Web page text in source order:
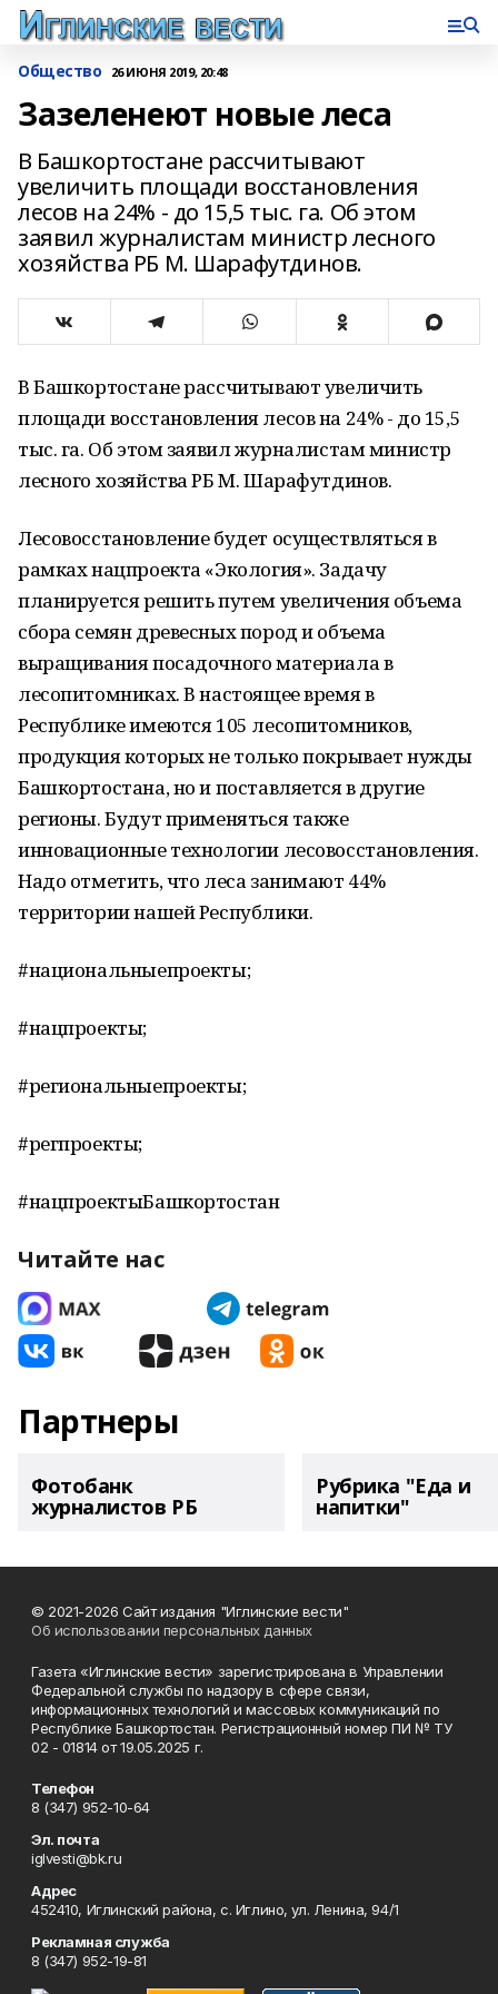
Общество 26 ИЮНЯ 2019, 20:48
Зазеленеют новые леса
В Башкортостане рассчитывают
увеличить площади восстановления
лесов на 24% - до 15,5 тыс. га. Об этом
заявил журналистам министр лесного
хозяйства РБ М. Шарафутдинов.
В Башкортостане рассчитывают увеличить
площади восстановления лесов на 24% - до 15,5
тыс. га. Об этом заявил журналистам министр
лесного хозяйства РБ М. Шарафутдинов.
Лесовосстановление будет осуществляться в
рамках нацпроекта «Экология». Задачу
планируется решить путем увеличения объема
сбора семян древесных пород и объема
выращивания посадочного материала в
лесопитомниках. В настоящее время в
Республике имеются 105 лесопитомников,
продукция которых не только покрывает нужды
Башкортостана, но и поставляется в другие
регионы. Будут применяться также
инновационные технологии лесовосстановления.
Надо отметить, что леса занимают 44%
территории нашей Республики.
#национальныепроекты;
#нацпроекты;
#региональныепроекты;
#регпроекты;
#нацпроектыБашкортостан
Читайте нас
Партнеры
Фотобанк
журналистов РБ
Рубрика "Еда и
напитки"
© 2021-2026 Сайт издания "Иглинские вести"
Об использовании персональных данных
Газета «Иглинские вести» зарегистрирована в Управлении
Федеральной службы по надзору в сфере связи,
информационных технологий и массовых коммуникаций по
Республике Башкортостан. Регистрационный номер ПИ № ТУ
02 - 01814 от 19.05.2025 г.
Телефон
8 (347) 952-10-64
Эл. почта
iglvesti@bk.ru
Адрес
452410, Иглинский района, с. Иглино, ул. Ленина, 94/1
Рекламная служба
8 (347) 952-19-81